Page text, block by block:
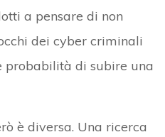
a pensare di non
dei cyber criminali
probabilità di subire una
è diversa. Una ricerca